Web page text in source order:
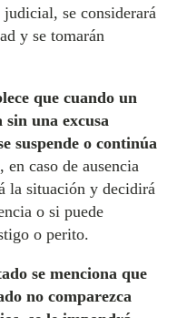
se considerará
y se tomarán
que cuando un
una excusa
suspende o continúa
caso de ausencia
la situación y decidirá
o si puede
o perito.
se menciona que
no comparezca